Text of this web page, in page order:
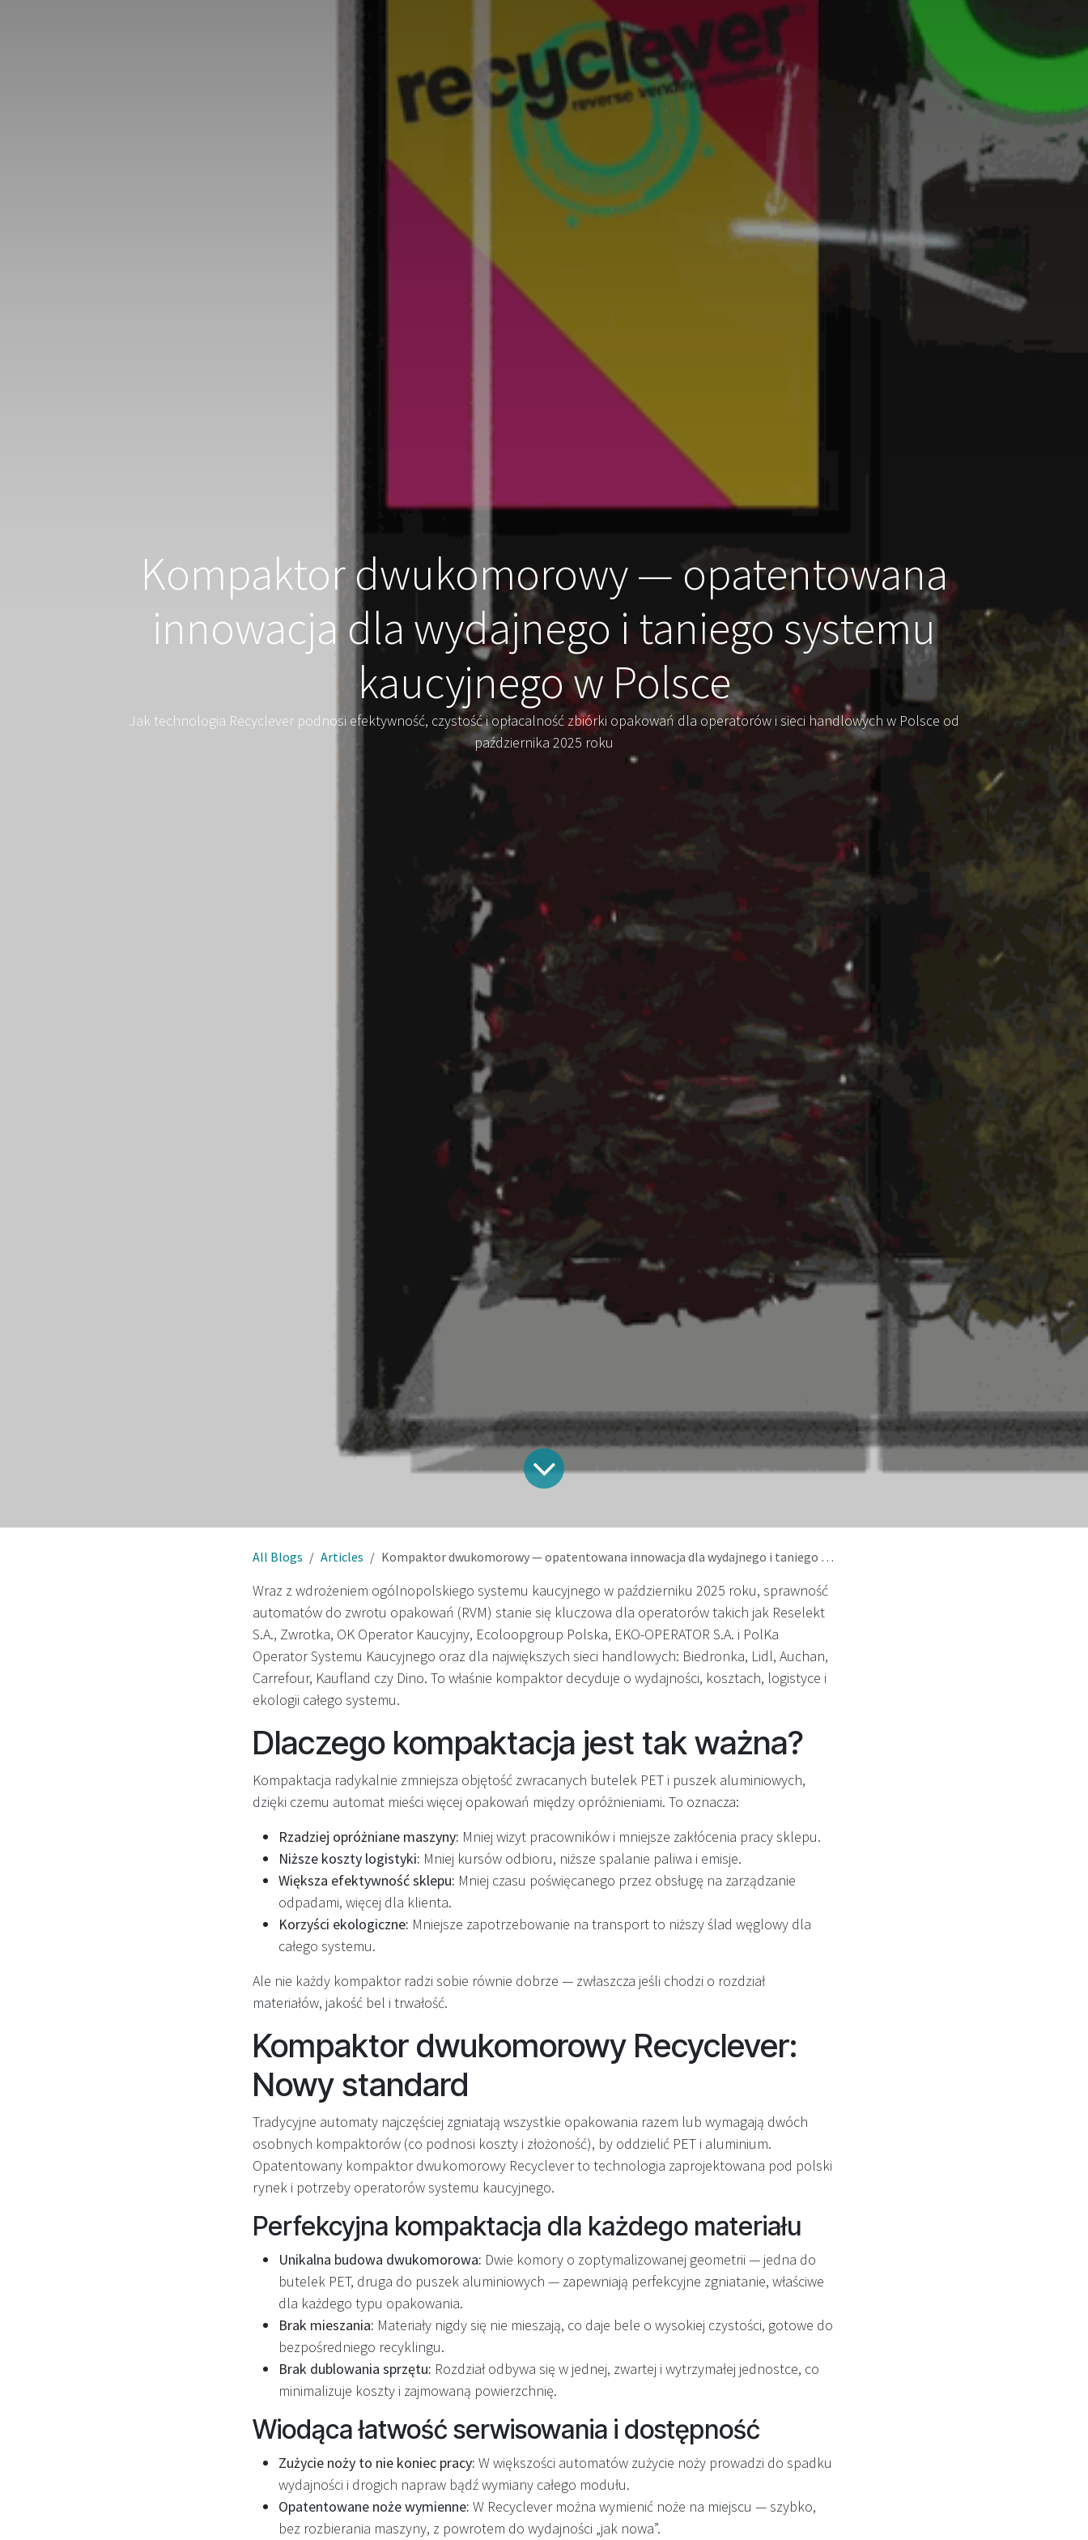
Kompaktor dwukomorowy — opatentowana
innowacja dla wydajnego i taniego systemu
kaucyjnego w Polsce
Jak technologia Recyclever podnosi efektywność, czystość i opłacalność zbiórki opakowań dla operatorów i sieci handlowych w Polsce od
października 2025 roku
All Blogs Articles Kompaktor dwukomorowy — opatentowana innowacja dla wydajnego i taniego systemu kaucyjnego w Polsce
Wraz z wdrożeniem ogólnopolskiego systemu kaucyjnego w październiku 2025 roku, sprawność
automatów do zwrotu opakowań (RVM) stanie się kluczowa dla operatorów takich jak Reselekt
S.A., Zwrotka, OK Operator Kaucyjny, Ecoloopgroup Polska, EKO-OPERATOR S.A. i PolKa
Operator Systemu Kaucyjnego oraz dla największych sieci handlowych: Biedronka, Lidl, Auchan,
Carrefour, Kaufland czy Dino. To właśnie kompaktor decyduje o wydajności, kosztach, logistyce i
ekologii całego systemu.
Dlaczego kompaktacja jest tak ważna?
Kompaktacja radykalnie zmniejsza objętość zwracanych butelek PET i puszek aluminiowych,
dzięki czemu automat mieści więcej opakowań między opróżnieniami. To oznacza:
Rzadziej opróżniane maszyny: Mniej wizyt pracowników i mniejsze zakłócenia pracy sklepu.
Niższe koszty logistyki: Mniej kursów odbioru, niższe spalanie paliwa i emisje.
Większa efektywność sklepu: Mniej czasu poświęcanego przez obsługę na zarządzanie
odpadami, więcej dla klienta.
Korzyści ekologiczne: Mniejsze zapotrzebowanie na transport to niższy ślad węglowy dla
całego systemu.
Ale nie każdy kompaktor radzi sobie równie dobrze — zwłaszcza jeśli chodzi o rozdział
materiałów, jakość bel i trwałość.
Kompaktor dwukomorowy Recyclever:
Nowy standard
Tradycyjne automaty najczęściej zgniatają wszystkie opakowania razem lub wymagają dwóch
osobnych kompaktorów (co podnosi koszty i złożoność), by oddzielić PET i aluminium.
Opatentowany kompaktor dwukomorowy Recyclever to technologia zaprojektowana pod polski
rynek i potrzeby operatorów systemu kaucyjnego.
Perfekcyjna kompaktacja dla każdego materiału
Unikalna budowa dwukomorowa: Dwie komory o zoptymalizowanej geometrii — jedna do
butelek PET, druga do puszek aluminiowych — zapewniają perfekcyjne zgniatanie, właściwe
dla każdego typu opakowania.
Brak mieszania: Materiały nigdy się nie mieszają, co daje bele o wysokiej czystości, gotowe do
bezpośredniego recyklingu.
Brak dublowania sprzętu: Rozdział odbywa się w jednej, zwartej i wytrzymałej jednostce, co
minimalizuje koszty i zajmowaną powierzchnię.
Wiodąca łatwość serwisowania i dostępność
Zużycie noży to nie koniec pracy: W większości automatów zużycie noży prowadzi do spadku
wydajności i drogich napraw bądź wymiany całego modułu.
Opatentowane noże wymienne: W Recyclever można wymienić noże na miejscu — szybko,
bez rozbierania maszyny, z powrotem do wydajności „jak nowa”.